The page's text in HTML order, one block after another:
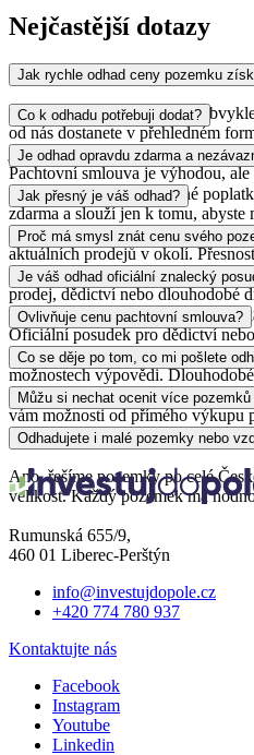
Nejčastější dotazy
Jak rychle odhad ceny pozemku
Naši experti připraví odhad
od nás dostanete v přehledném
jste.
Co k odhadu potřebuji dodat?
List vlastnictví a katastrální území.
Pachtovní smlouva je výhodou, ale
Je odhad opravdu zdarma a
Ano, zcela. Neplatíte žádné
zdarma a slouží jen k tomu, abyste
pozemku.
Jak přesný je váš odhad?
Naše odhady vycházejí z reálných
aktuálních prodejů v okolí.
plus minus 10 % skutečné tržní
Proč má smysl znát cenu svého
Získáte jistotu, kolik váš pozemek
prodej, dědictví nebo dlouhodobé
majitelům zjistit, že jejich pozemek
Je váš odhad oficiální znalecký
Ne, jde o tržní odhad, který vám
Oficiální posudek pro dědictví
znalec.
Ovlivňuje cenu pachtovní smlouva?
Ano, pacht může mít na cenu vliv.
možnostech výpovědi.
mohou cenu mírně snížit,
Co se děje po tom, co mi pošlete
Pošleme vám zprávu s výsledkem
vám možnosti od přímého výkupu
Vše zůstává nezávazné, vy
Můžu si nechat ocenit více pozemků
Ano, samozřejmě.
Odhadujete i malé pozemky nebo
Ano, řešíme pozemky po celé
velikost. Každý pozemek má
Rumunská 655/9,
460 01 Liberec-Perštýn
info@investujdopole.cz
+420 774 780 937
Kontaktujte nás
Facebook
Instagram
Youtube
Linkedin